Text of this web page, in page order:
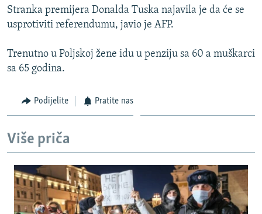
POPLAVE I KLIZIŠTA U BIH 2024.
TV LIBERTY
POST SCRIPTUM
MOJA EVROPA
NASTANAK I RASPAD JUGOSLAVIJE
Sve RFE/RL stranice
Stranka premijera Donalda Tuska najavila je da će se
usprotiviti referendumu, javio je AFP.
Trenutno u Poljskoj žene idu u penziju sa 60 a muškarci
sa 65 godina.
Podijelite Pratite nas
Više priča